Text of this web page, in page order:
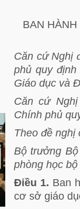
BAN
Căn cứ Nghị
phủ quy
Giáo dục và
Căn cứ
Chính phủ
Theo đề nghị
Bộ trưởng
phòng học
Điều 1. Ban
cơ sở giáo